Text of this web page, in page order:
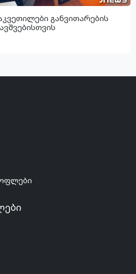
განვითარების